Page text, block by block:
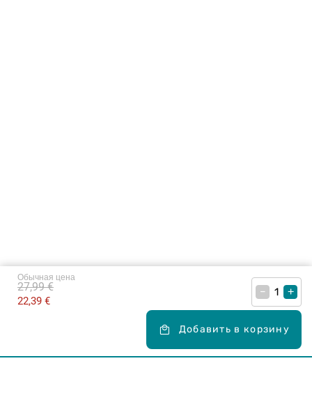
Обычная цена
22,39 €
27,99 € – +
Добавить в корзину